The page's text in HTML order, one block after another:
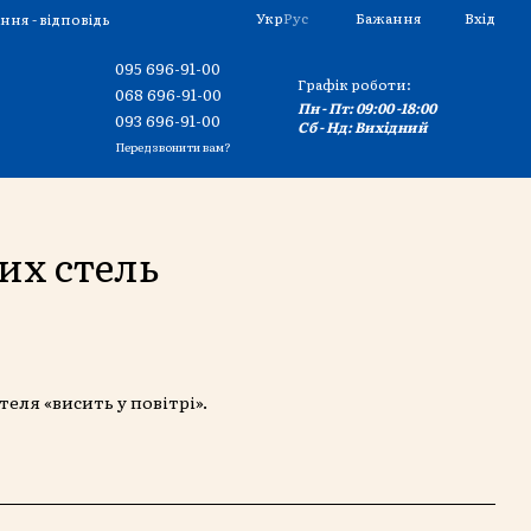
- відповідь
УкрРус Бажання Вхід
095 696-91-00
068 696-91-00
093 696-91-00
Передзвонити вам?
Графік роботи:
Пн - Пт: 09:00 -18:00
Сб - Нд: Вихідний
стель
«висить у повітрі».